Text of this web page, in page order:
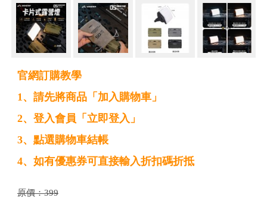
官網訂購教學
1、請先將商品「加入購物車」
2、登入會員「立即登入」
3、點選購物車結帳
4、如有優惠券可直接輸入折扣碼折抵
原價：399